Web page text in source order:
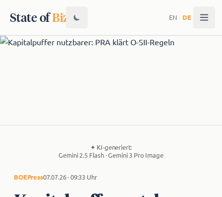
State ofBiz EN · DE
✦ KI-generiert:
Gemini 2.5 Flash · Gemini 3 Pro Image
BOEPress07.07.26 · 09:33 Uhr